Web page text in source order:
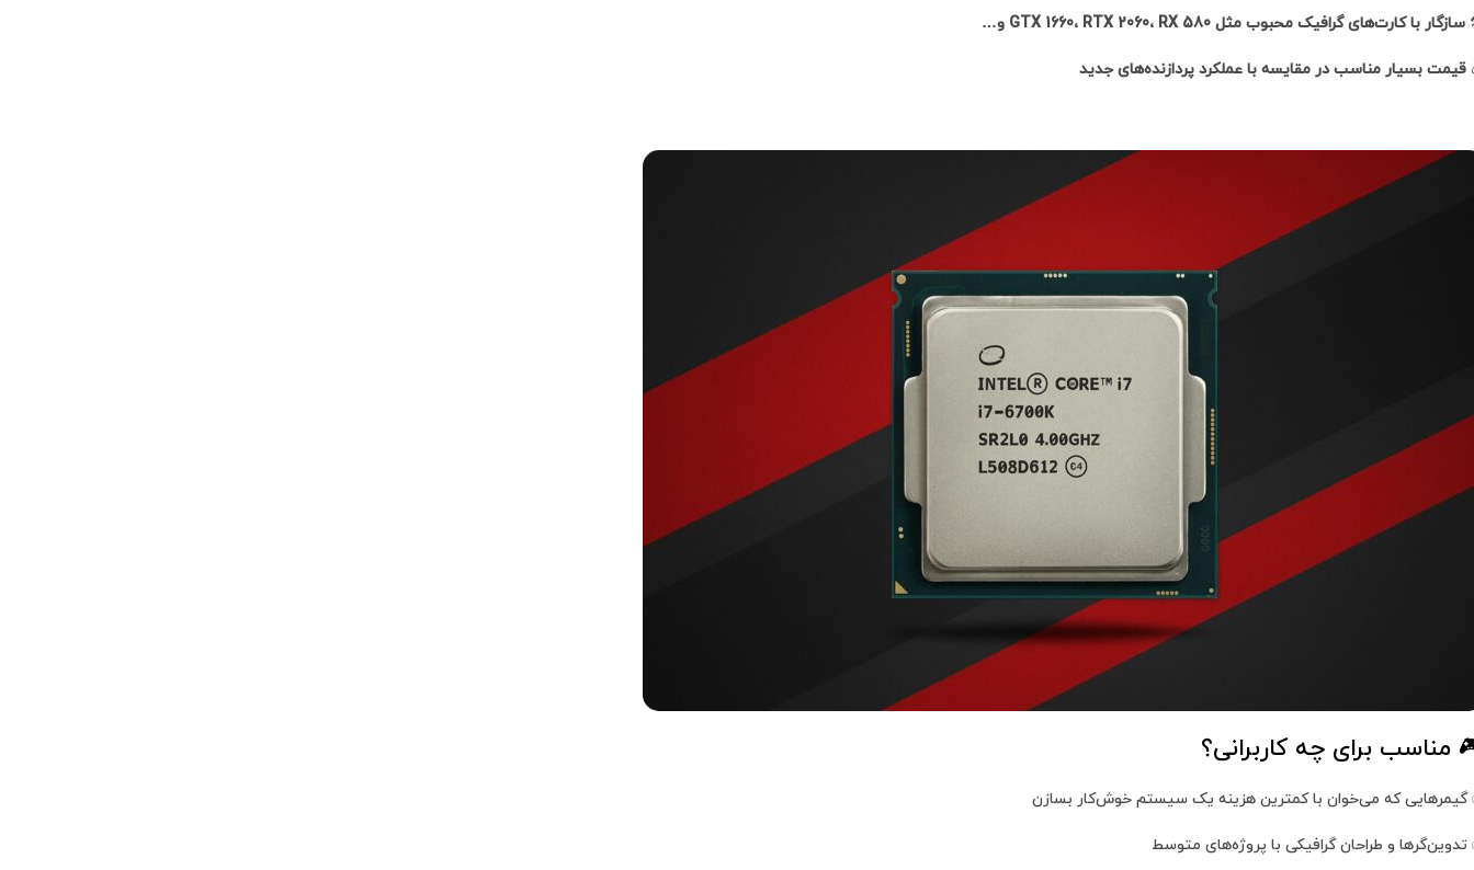
سازگار با کارت‌های گرافیک محبوب مثل GTX 1660، RTX 2060، RX 580 و…
قیمت بسیار مناسب در مقایسه با عملکرد پردازنده‌های جدید
مناسب برای چه کاربرانی؟
گیمرهایی که می‌خوان با کمترین هزینه یک سیستم خوش‌کار بسازن
تدوین‌گرها و طراحان گرافیکی با پروژه‌های متوسط